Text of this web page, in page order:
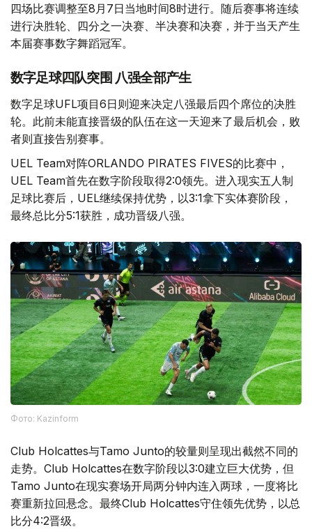
四场比赛调整至8月7日当地时间8时进行。随后赛事将连续
进行决胜轮、四分之一决赛、半决赛和决赛，并于当天产生
本届赛事数字舞蹈冠军。
数字足球四队突围 八强全部产生
数字足球UFL项目6日则迎来决定八强最后四个席位的决胜
轮。此前未能直接晋级的队伍在这一天迎来了最后机会，败
者则直接告别赛事。
UEL Team对阵ORLANDO PIRATES FIVES的比赛中，
UEL Team首先在数字阶段取得2:0领先。进入现实五人制
足球比赛后，UEL继续保持优势，以3:1拿下实体赛阶段，
最终总比分5:1获胜，成功晋级八强。
Фото: Kazinform
Club Holcattes与Tamo Junto的较量则呈现出截然不同的
走势。Club Holcattes在数字阶段以3:0建立巨大优势，但
Tamo Junto在现实赛场开局两分钟内连入两球，一度将比
赛重新拉回悬念。最终Club Holcattes守住领先优势，以总
比分4:2晋级。